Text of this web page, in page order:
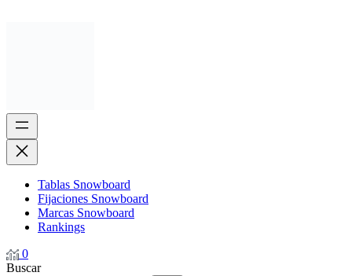
Tablas Snowboard
Fijaciones Snowboard
Marcas Snowboard
Rankings
0
Buscar